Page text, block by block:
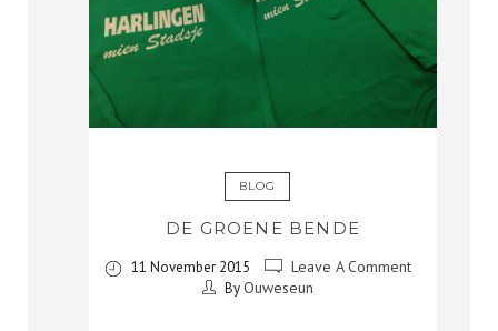
BLOG
DE GROENE BENDE
11 November 2015 Leave A Comment
ByOuweseun